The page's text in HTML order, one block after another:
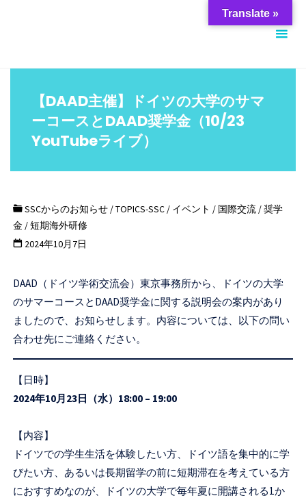
学
デ
ト
サ
ー
ト
セ
ン
タ
ー
【DAAD主催】ドイツの大学のサマ
ーコースとDAAD奨学金（10/23
YouTubeライブ）
SSCからのお知らせ/TOPICS-SSC/ イベント / 国際交流/奨学
金 /短期海外研修
2024年10月7日
DAAD（ドイツ学術交流会）東京事務所から、ドイツの大学
のサマーコースとDAAD奨学金に関する説明会の案内があり
ましたので、お知らせします。内容については、以下の問い
合わせ先にご連絡ください。
【日時】
2024年10月23日（水）18:00 – 19:00
【内容】
ドイツでの学生生活を体験したい方、ドイツ語を集中的に学
びたい方、あるいは長期留学の前に短期滞在を考えている方
におすすめなのが、ドイツの大学で毎年夏に開講される1か
Translate »